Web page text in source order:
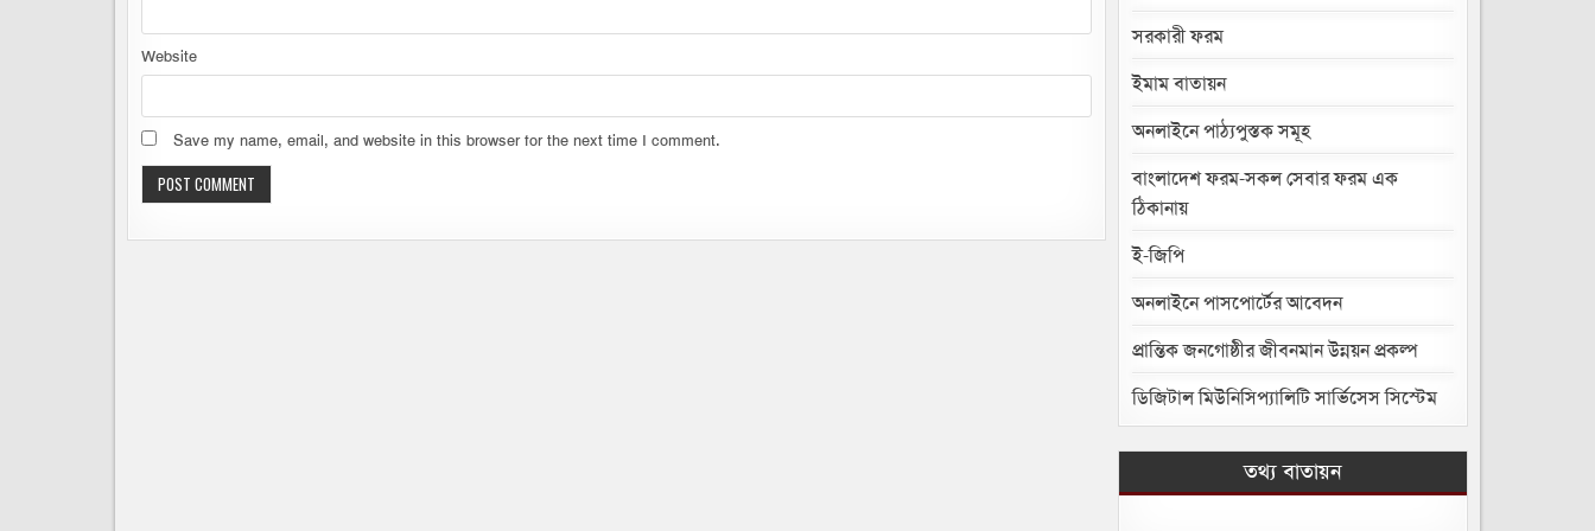
Website
Save my name, email, and website in this browser for the next time I comment.
সরকারী ফরম
ইমাম বাতায়ন
অনলাইনে পাঠ্যপুস্তক সমূহ
বাংলাদেশ ফরম-সকল সেবার ফরম এক
ঠিকানায়
ই-জিপি
অনলাইনে পাসপোর্টের আবেদন
প্রান্তিক জনগোষ্ঠীর জীবনমান উন্নয়ন প্রকল্প
ডিজিটাল মিউনিসিপ্যালিটি সার্ভিসেস সিস্টেম
তথ্য বাতায়ন